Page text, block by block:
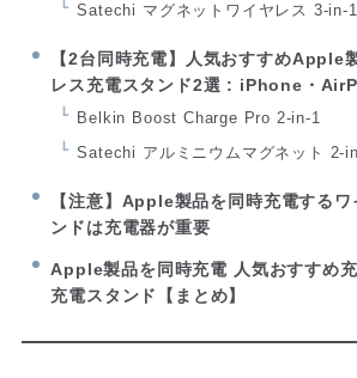
Satechi マグネットワイヤレス 3-in-1
【2台同時充電】人気おすすめApple
レス充電スタンド2選 : iPhone・
Belkin Boost Charge Pro 2-in-1
Satechi アルミニウムマグネット 2-
【注意】Apple製品を同時充電するワ
ンドは充電器が重要
Apple製品を同時充電 人気おすすめ
充電スタンド【まとめ】